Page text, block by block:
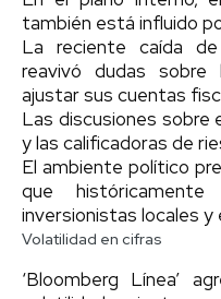
también está influido
La reciente caída
reavivó dudas
ajustar sus cuentas
Las discusiones sobre
y las calificadoras de
El ambiente político
que
inversionistas locales y
Volatilidad en cifras
‘Bloomberg Línea’